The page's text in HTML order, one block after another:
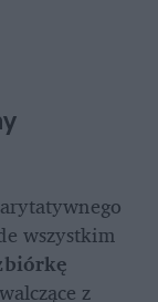
wszystkim
z